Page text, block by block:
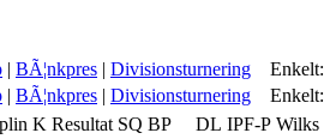
| BÃ¦nkpres | Divisionsturnering
Enkelt:
| BÃ¦nkpres | Divisionsturnering
Enkelt:
K Resultat SQ BP DL IPF-P Wilks